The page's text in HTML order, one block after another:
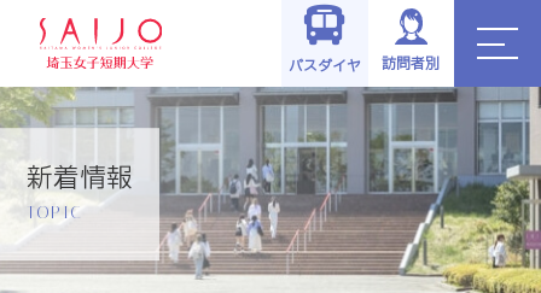
バスダイヤ 訪問者別
新着情報
TOPIC